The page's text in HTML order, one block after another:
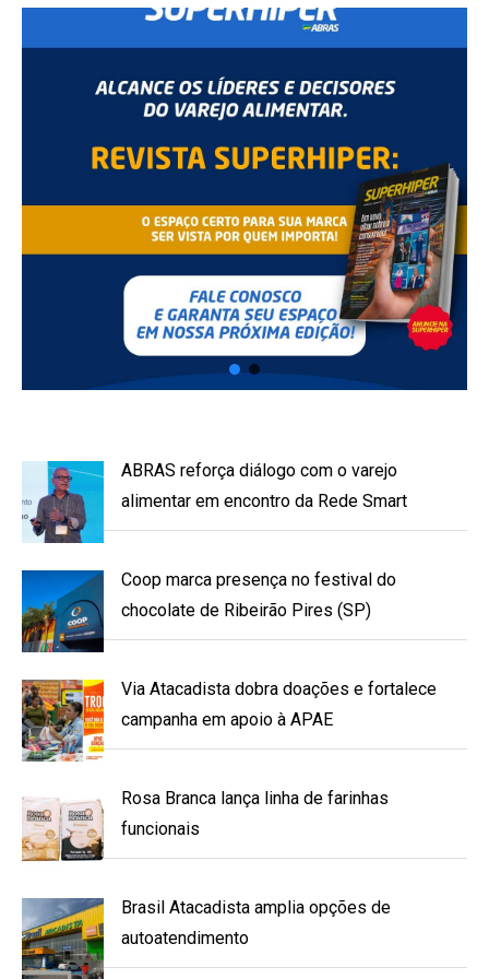
ABRAS reforça diálogo com o varejo
alimentar em encontro da Rede Smart
Coop marca presença no festival do
chocolate de Ribeirão Pires (SP)
Via Atacadista dobra doações e fortalece
campanha em apoio à APAE
Rosa Branca lança linha de farinhas
funcionais
Brasil Atacadista amplia opções de
autoatendimento